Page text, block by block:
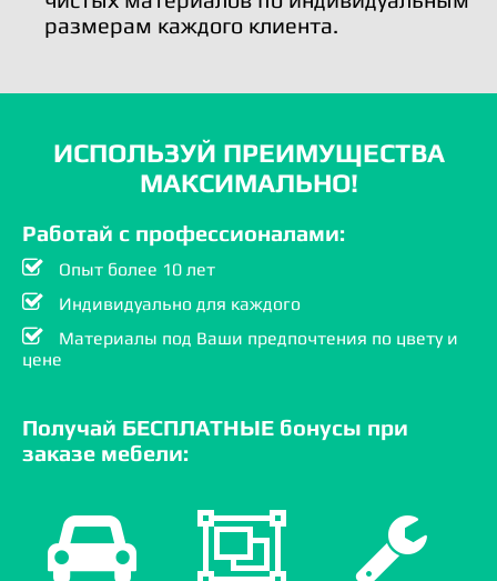
размерам каждого клиента.
ИСПОЛЬЗУЙ ПРЕИМУЩЕСТВА
МАКСИМАЛЬНО!
Работай с профессионалами:
Опыт более 10 лет
Индивидуально для каждого
Материалы под Ваши предпочтения по цвету и
цене
Получай БЕСПЛАТНЫЕ бонусы при
заказе мебели: